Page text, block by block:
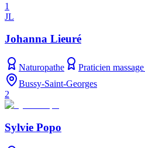
1
JL
Johanna Lieuré
Naturopathe
Praticien
Bussy-Saint-Georges
2
Sylvie Popo